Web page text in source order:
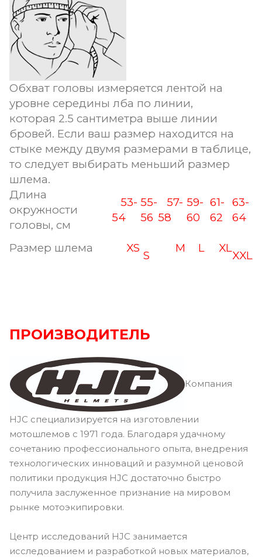
Обхват головы измеряется лентой на
уровне середины лба по линии,
которая 2.5 сантиметра выше линии
бровей. Если ваш размер находится на
стыке между двумя размерами в таблице,
то следует выбирать меньший размер
шлема.
Длина
окружности
головы, см
53-
54
55-
56
57-
58
59-
60
61-
62
63-
64
Размер шлема XS
S
M L XL
XXL
ПРОИЗВОДИТЕЛЬ
Компания
HJC специализируется на изготовлении
мотошлемов с 1971 года. Благодаря удачному
сочетанию профессионального опыта, внедрения
технологических инноваций и разумной ценовой
политики продукция HJC достаточно быстро
получила заслуженное признание на мировом
рынке мотоэкипировки.
Центр исследований HJC занимается
исследованием и разработкой новых материалов,